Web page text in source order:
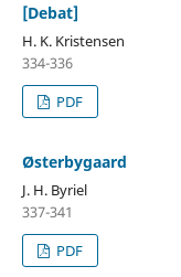
[Debat]
H. K. Kristensen
334-336
PDF
Østerbygaard
J. H. Byriel
337-341
PDF